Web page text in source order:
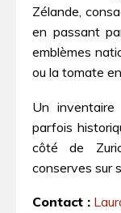
Zélande,
en passant
emblèmes
ou la tomate
Un
parfois
côté de
conserves sur
Contact :